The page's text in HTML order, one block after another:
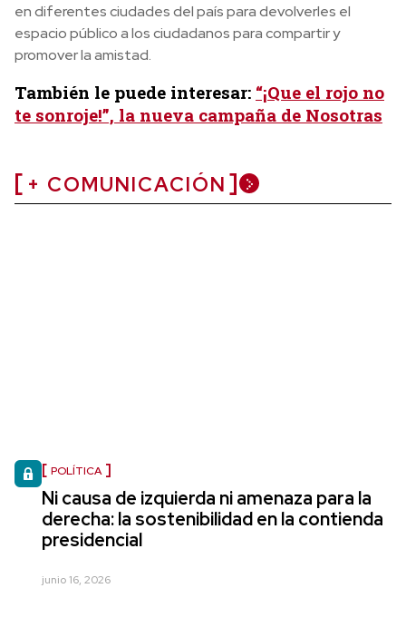
en diferentes ciudades del país para devolverles el
espacio público a los ciudadanos para compartir y
promover la amistad.
También le puede interesar: “¡Que el rojo no
te sonroje!”, la nueva campaña de Nosotras
+ COMUNICACIÓN
POLÍTICA
Ni causa de izquierda ni amenaza para la
derecha: la sostenibilidad en la contienda
presidencial
junio 16, 2026